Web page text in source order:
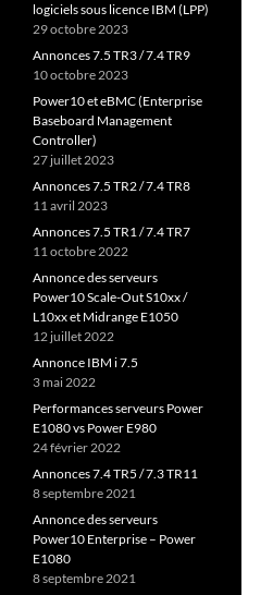
logiciels sous licence IBM (LPP)
29 octobre 2023
Annonces 7.5 TR3 / 7.4 TR9
10 octobre 2023
Power10 et eBMC (Enterprise
Baseboard Management
Controller)
27 juillet 2023
Annonces 7.5 TR2 / 7.4 TR8
11 avril 2023
Annonces 7.5 TR1 / 7.4 TR7
11 octobre 2022
Annonce des serveurs
Power10 Scale-Out S10xx /
L10xx et Midrange E1050
12 juillet 2022
Annonce IBM i 7.5
3 mai 2022
Performances serveurs Power
E1080 vs Power E980
24 février 2022
Annonces 7.4 TR5 / 7.3 TR11
8 septembre 2021
Annonce des serveurs
Power10 Enterprise – Power
E1080
8 septembre 2021